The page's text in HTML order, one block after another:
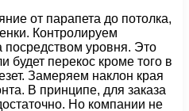
от парапета до потолка,
Контролируем
посредством уровня. Это
будет перекос кроме того в
Замеряем наклон края
В принципе, для заказа
Но компании не